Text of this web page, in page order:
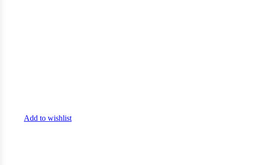
Add to wishlist